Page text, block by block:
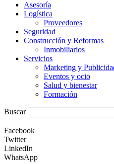
Asesoría
Logística
Proveedores
Seguridad
Construcción y Reformas
Inmobiliarios
Servicios
Marketing y
Eventos y ocio
Salud y bienestar
Formación
Buscar
Facebook
Twitter
LinkedIn
WhatsApp